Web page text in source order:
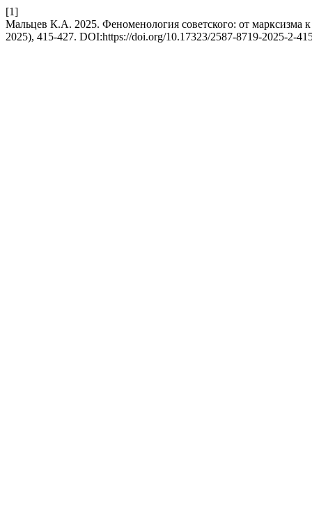
[1]
Мальцев К.А. 2025. Феноменология советского: от марксизма
2025), 415-427. DOI:https://doi.org/10.17323/2587-8719-2025-2-